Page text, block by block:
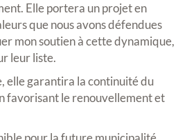
Elle portera un projet en
que nous avons défendues
mon soutien à cette dynamique,
leur liste.
elle garantira la continuité du
favorisant le renouvellement et